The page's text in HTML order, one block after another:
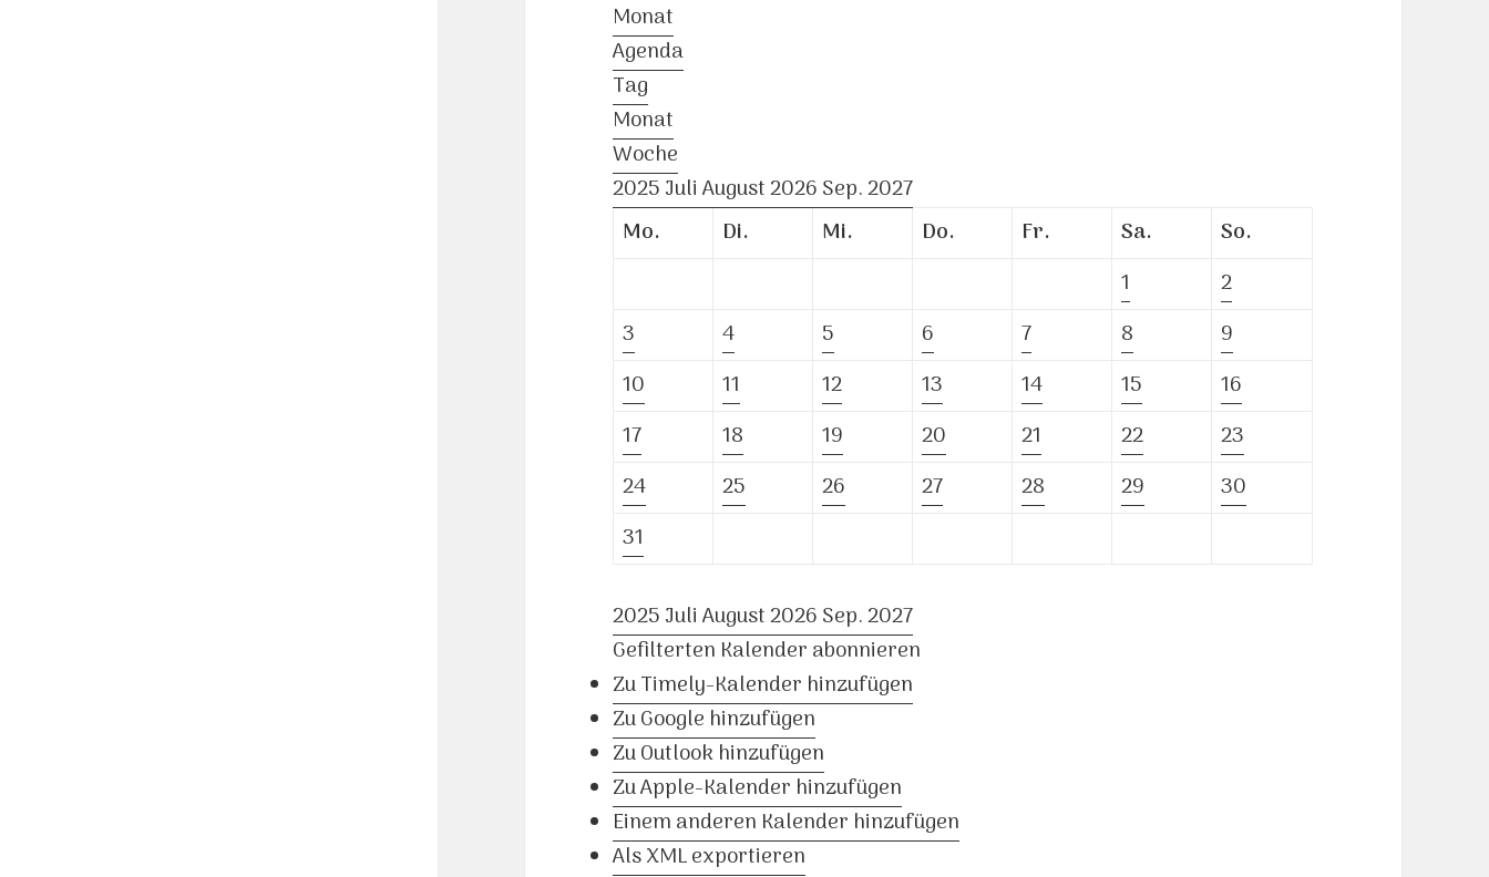
Monat
Agenda
Tag
Monat
Woche
2025JuliAugust 2026Sep.2027
Mo.
Di. Mi. Do. Fr. Sa.
So.
1
2
3
4 5 6 7 8
9
10
11 12 13 14 15
16
17
18 19 20 21 22
23
24
25 26 27 28 29
30
31
2025JuliAugust 2026Sep.2027
Gefilterten Kalender abonnieren
Zu Timely-Kalender hinzufügen
Zu Google hinzufügen
Zu Outlook hinzufügen
Zu Apple-Kalender hinzufügen
Einem anderen Kalender hinzufügen
Als XML exportieren